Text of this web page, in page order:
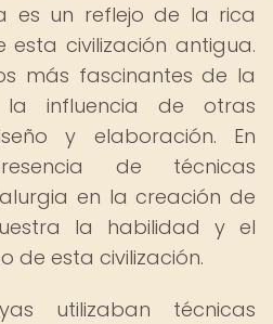
es un reflejo de la rica
esta civilización antigua.
más fascinantes de la
influencia de otras
y elaboración. En
de técnicas
en la creación de
la habilidad y el
de esta civilización.
utilizaban técnicas